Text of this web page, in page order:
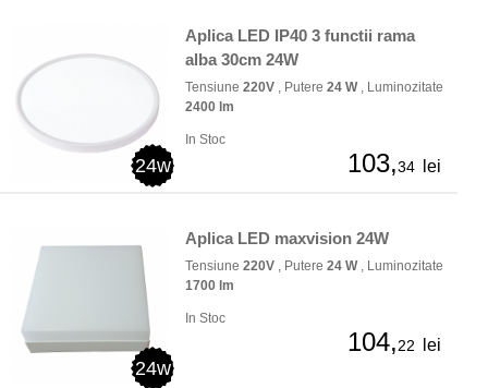
24w
Aplica LED IP40 3 functii rama
alba 30cm 24W
Tensiune 220V , Putere 24 W, Luminozitate
2400 lm
In Stoc
103,34 lei
24w
Aplica LED maxvision 24W
Tensiune 220V , Putere 24 W, Luminozitate
1700 lm
In Stoc
104,22 lei